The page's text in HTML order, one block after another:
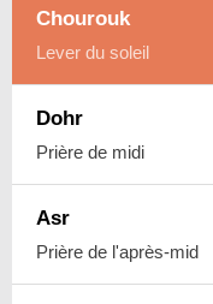
Chourouk
Lever du soleil
Dohr
Prière de midi
Asr
Prière de l'après-mid